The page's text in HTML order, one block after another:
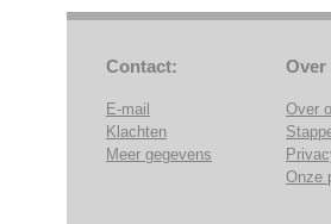
Contact:
E-mail
Klachten
Meer gegevens
Over
Over
Onze